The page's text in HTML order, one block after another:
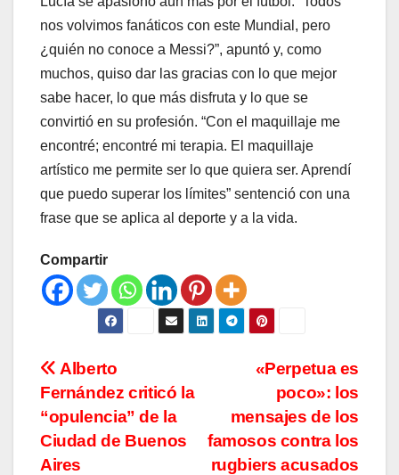
nos volvimos fanáticos con este Mundial, pero
¿quién no conoce a Messi?”, apuntó y, como
muchos, quiso dar las gracias con lo que mejor
sabe hacer, lo que más disfruta y lo que se
convirtió en su profesión. “Con el maquillaje me
encontré; encontré mi terapia. El maquillaje
artístico me permite ser lo que quiera ser. Aprendí
que puedo superar los límites” sentenció con una
frase que se aplica al deporte y a la vida.
Compartir
Navegación
de
entradas
«Perpetua es
poco»: los
mensajes de los
famosos contra los
rugbiers acusados
Alberto
Fernández criticó la
“opulencia” de la
Ciudad de Buenos
Aires